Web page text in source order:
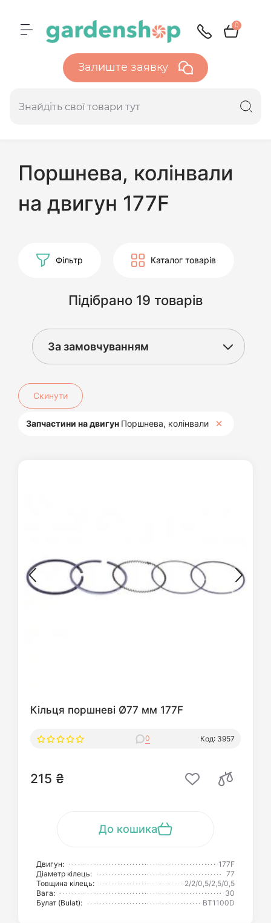
0
Залиште заявку
Поршнева, колінвали
на двигун 177F
Фільтр Каталог товарів
Підібрано 19 товарів
Скинути
Запчастини на двигун Поршнева, колінвали
Кільця поршневі Ø77 мм 177F
0 Код: 3957
215 ₴
До кошика
Двигун:
177F
Діаметр кілець:
77
Товщина кілець:
2/2/0,5/2,5/0,5
Вага:
30
Булат (Bulat):
BT1100D